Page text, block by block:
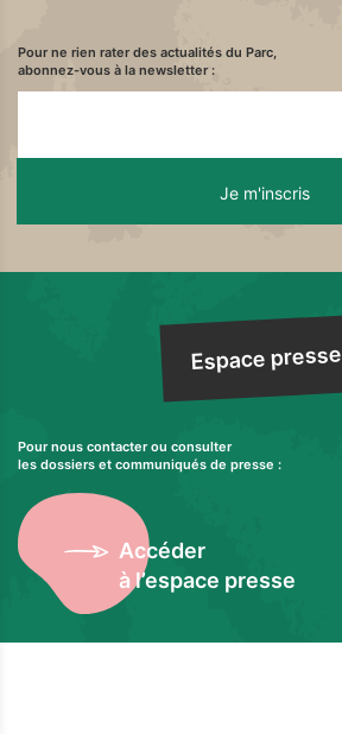
Pour ne rien rater des actualités du Parc,
abonnez-vous à la newsletter :
Espace presse
Pour nous contacter ou consulter
les dossiers et communiqués de presse :
Accéder
à l’espace presse